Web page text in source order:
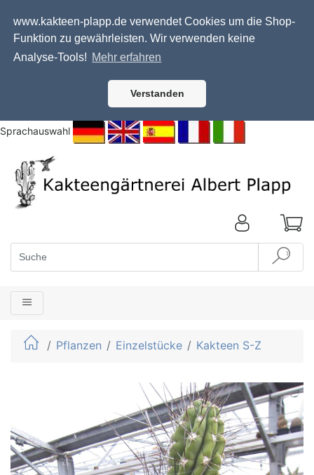
www.kakteen-plapp.de verwendet Cookies um die Shop-
Funktion zu gewährleisten. Wir verwenden keine
Analyse-Tools! Mehr erfahren
Verstanden
Sprachauswahl
Pflanzen Einzelstücke Kakteen S-Z